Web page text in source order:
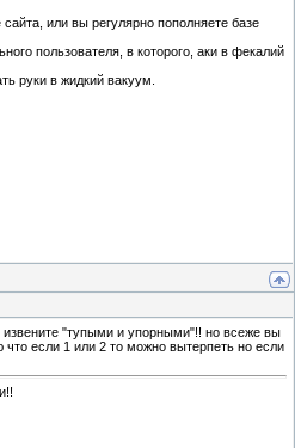
или вы регулярно пополняете базе
пользователя, в которого, аки в фекалий
руки в жидкий вакуум.
извените "тупыми и упорными"!! но всеже вы
если 1 или 2 то можно вытерпеть но если